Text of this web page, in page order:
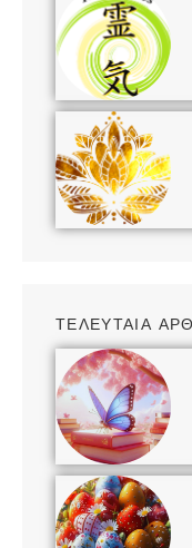
ΤΕΛΕΥΤΑΙΑ